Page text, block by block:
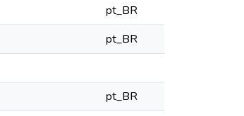
pt_BR
pt_BR
pt_BR